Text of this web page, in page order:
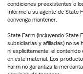
condiciones preexistentes o
Informe a su agente de State
convenga mantener.
State Farm (incluyendo State
subsidiarias y afiliadas) no se
ni explícitamente, el
en este material. Los
Farm no garantiza la